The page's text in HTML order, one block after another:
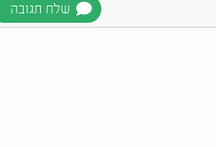
כלב בשבת? | הרב עזרא
בשבת?